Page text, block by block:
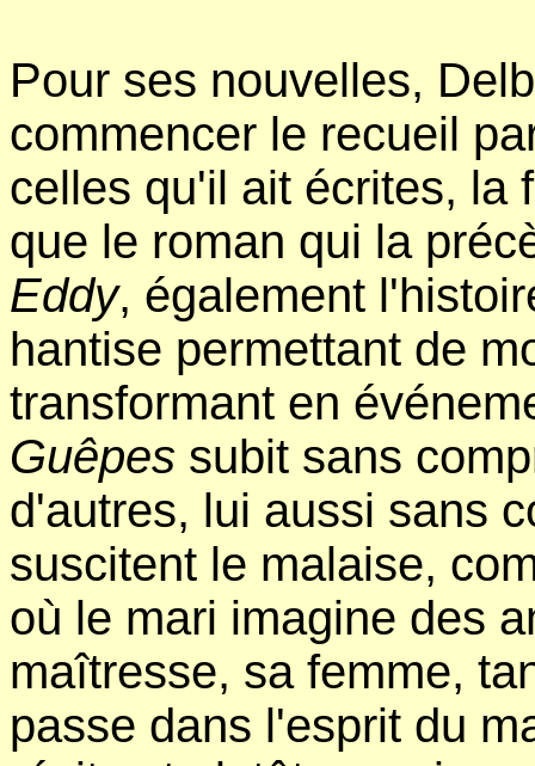
Pour ses nouvelles,
commencer le recueil
celles qu'il ait écrites, la
que le roman qui la
Eddy, également
hantise permettant de
transformant en
Guêpes subit sans
d'autres, lui aussi sans
suscitent le malaise,
où le mari imagine des
maîtresse, sa femme,
passe dans l'esprit du